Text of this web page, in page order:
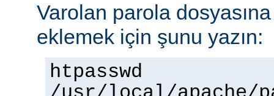
Varolan parola dosyasına
eklemek için şunu yazın:
htpasswd